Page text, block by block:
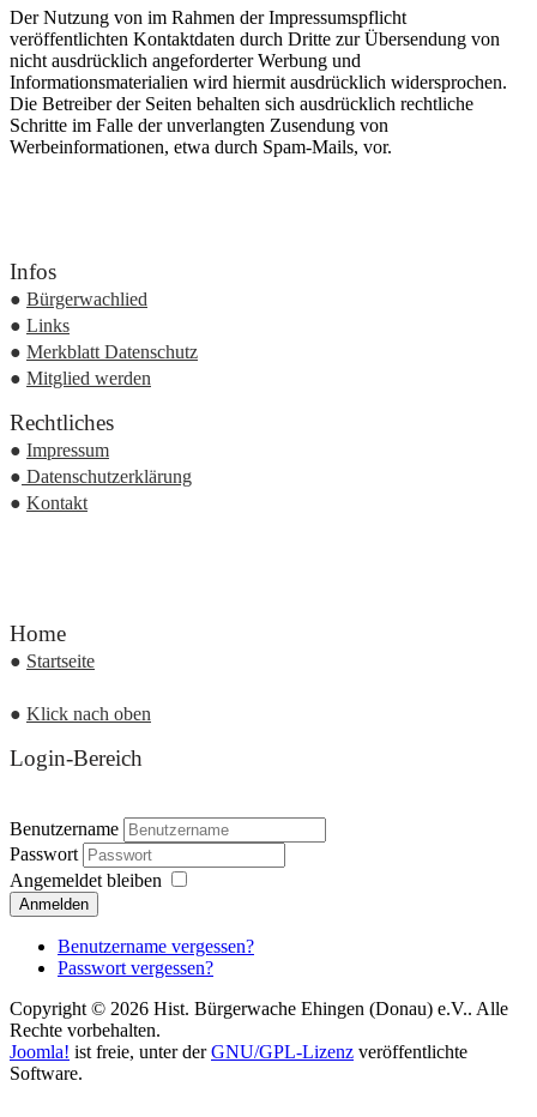
Der Nutzung von im Rahmen der Impressumspflicht
veröffentlichten Kontaktdaten durch Dritte zur Übersendung von
nicht ausdrücklich angeforderter Werbung und
Informationsmaterialien wird hiermit ausdrücklich widersprochen.
Die Betreiber der Seiten behalten sich ausdrücklich rechtliche
Schritte im Falle der unverlangten Zusendung von
Werbeinformationen, etwa durch Spam-Mails, vor.
Infos
● Bürgerwachlied
● Links
● Merkblatt Datenschutz
● Mitglied werden
Rechtliches
● Impressum
● Datenschutzerklärung
● Kontakt
Home
● Startseite
● Klick nach oben
Login-Bereich
Benutzername
Passwort
Angemeldet bleiben
Anmelden
Benutzername vergessen?
Passwort vergessen?
Copyright © 2026 Hist. Bürgerwache Ehingen (Donau) e.V.. Alle
Rechte vorbehalten.
Joomla! ist freie, unter derGNU/GPL-Lizenz veröffentlichte
Software.